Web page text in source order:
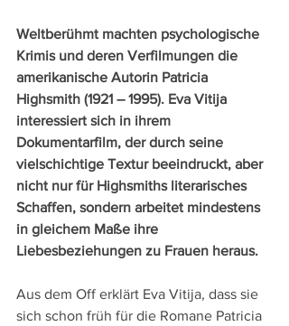
Weltberühmt machten psychologische
Krimis und deren Verfilmungen die
amerikanische Autorin Patricia
Highsmith (1921 – 1995). Eva Vitija
interessiert sich in ihrem
Dokumentarfilm, der durch seine
vielschichtige Textur beeindruckt, aber
nicht nur für Highsmiths literarisches
Schaffen, sondern arbeitet mindestens
in gleichem Maße ihre
Liebesbeziehungen zu Frauen heraus.
Aus dem Off erklärt Eva Vitija, dass sie
sich schon früh für die Romane Patricia